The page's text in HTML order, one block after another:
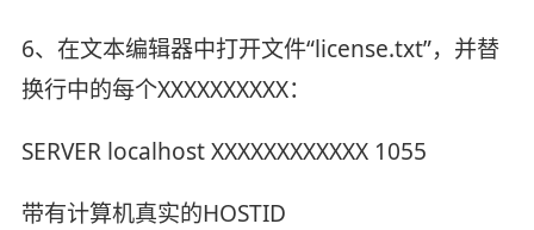
6、在文本编辑器中打开文件“license.txt”，并替
换行中的每个XXXXXXXXXX：
SERVER localhost XXXXXXXXXXXX 1055
带有计算机真实的HOSTID